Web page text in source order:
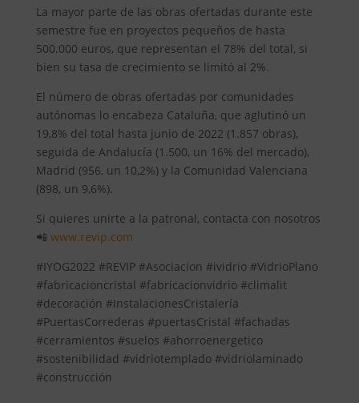
La mayor parte de las obras ofertadas durante este
semestre fue en proyectos pequeños de hasta
500.000 euros, que representan el 78% del total, si
bien su tasa de crecimiento se limitó al 2%.
El número de obras ofertadas por comunidades
autónomas lo encabeza Cataluña, que aglutinó un
19,8% del total hasta junio de 2022 (1.857 obras),
seguida de Andalucía (1.500, un 16% del mercado),
Madrid (956, un 10,2%) y la Comunidad Valenciana
(898, un 9,6%).
Si quieres unirte a la patronal, contacta con nosotros
📲 www.revip.com
#IYOG2022 #REVIP #Asociacion #ividrio #VidrioPlano
#fabricacioncristal #fabricacionvidrio #climalit
#decoración #InstalacionesCristalería
#PuertasCorrederas #puertasCristal #fachadas
#cerramientos #suelos #ahorroenergetico
#sostenibilidad #vidriotemplado #vidriolaminado
#construcción